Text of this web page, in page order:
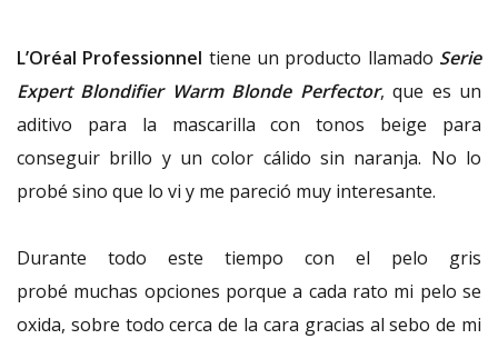
L’Oréal Professionnel tiene un producto llamado Serie
Expert Blondifier Warm Blonde Perfector, que es un
aditivo para la mascarilla con tonos beige para
conseguir brillo y un color cálido sin naranja. No lo
probé sino que lo vi y me pareció muy interesante.
Durante todo este tiempo con el pelo gris
probé muchas opciones porque a cada rato mi pelo se
oxida, sobre todo cerca de la cara gracias al sebo de mi